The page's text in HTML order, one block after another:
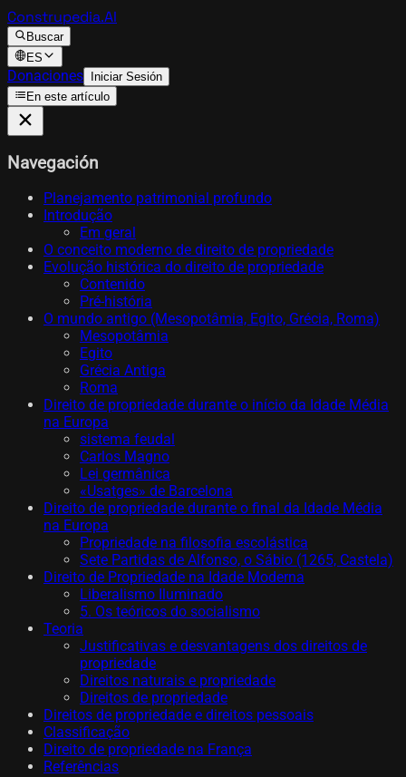
Construpedia.AI
Buscar
ES
Donaciones Iniciar Sesión
En este artículo
Navegación
Planejamento patrimonial profundo
Introdução
Em geral
O conceito moderno de direito de propriedade
Evolução histórica do direito de propriedade
Contenido
Pré-história
O mundo antigo (Mesopotâmia, Egito, Grécia, Roma)
Mesopotâmia
Egito
Grécia Antiga
Roma
Direito de propriedade durante o início da Idade Média
na Europa
sistema feudal
Carlos Magno
Lei germânica
«Usatges» de Barcelona
Direito de propriedade durante o final da Idade Média
na Europa
Propriedade na filosofia escolástica
Sete Partidas de Alfonso, o Sábio (1265, Castela)
Direito de Propriedade na Idade Moderna
Liberalismo Iluminado
5. Os teóricos do socialismo
Teoria
Justificativas e desvantagens dos direitos de
propriedade
Direitos naturais e propriedade
Direitos de propriedade
Direitos de propriedade e direitos pessoais
Classificação
Direito de propriedade na França
Referências